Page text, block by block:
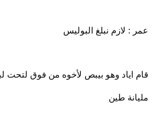
عمر : لازم نبلغ البوليس
قام اياد وهو بيبص لأخوه من فوق لتحت
مليانة طين